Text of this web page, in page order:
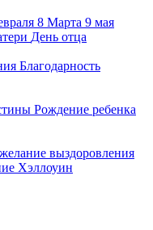
8 Марта 9 мая
День отца
Благодарность
Рождение ребенка
выздоровления
Хэллоуин